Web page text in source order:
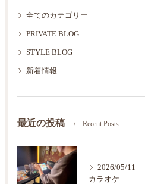
全てのカテゴリー
PRIVATE BLOG
STYLE BLOG
新着情報
最近の投稿 Recent Posts
2026/05/11
カラオケ